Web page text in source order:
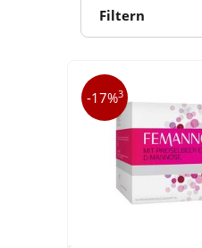
Filtern
-17%3